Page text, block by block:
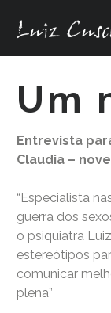
Um
Entrevista
Claudia –
“Especialista
guerra dos
o psiquiatra
estereótipos
comunicar
plena”